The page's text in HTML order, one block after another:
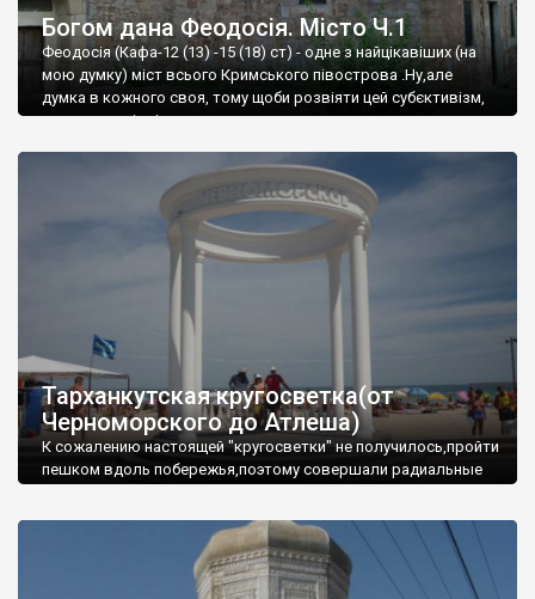
Богом дана Феодосія. Місто Ч.1
Феодосія (Кафа-12 (13) -15 (18) ст) - одне з найцікавіших (на
мою думку) міст всього Кримського півострова .Ну,але
думка в кожного своя, тому щоби розвіяти цей субєктивізм,
запрошую відвідати це
Тарханкутская кругосветка(от
Черноморского до Атлеша)
К сожалению настоящей "кругосветки" не получилось,пройти
пешком вдоль побережья,поэтому совершали радиальные